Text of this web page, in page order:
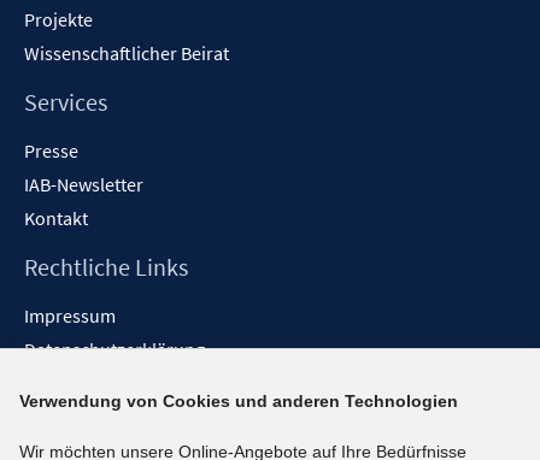
Projekte
Wissenschaftlicher Beirat
Services
Presse
IAB-Newsletter
Kontakt
Rechtliche Links
Impressum
Datenschutzerklärung
Barrieren melden
Verwendung von Cookies und anderen Technologien
Wir möchten unsere Online-Angebote auf Ihre Bedürfnisse